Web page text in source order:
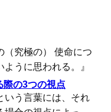
（究極の） 使命につ
うに思われる。』
際の3つの視点
いう言葉には、それ